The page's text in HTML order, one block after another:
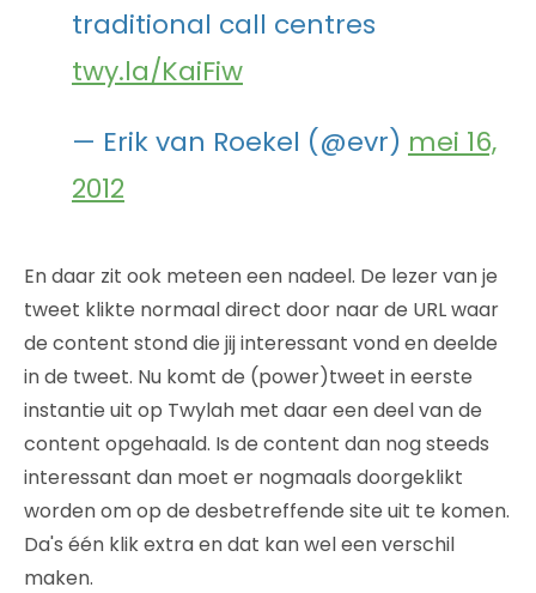
traditional call centres
twy.la/KaiFiw
— Erik van Roekel (@evr) mei 16,
2012
En daar zit ook meteen een nadeel. De lezer van je
tweet klikte normaal direct door naar de URL waar
de content stond die jij interessant vond en deelde
in de tweet. Nu komt de (power)tweet in eerste
instantie uit op Twylah met daar een deel van de
content opgehaald. Is de content dan nog steeds
interessant dan moet er nogmaals doorgeklikt
worden om op de desbetreffende site uit te komen.
Da's één klik extra en dat kan wel een verschil
maken.